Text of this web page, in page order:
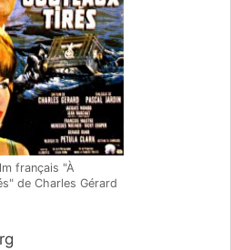
français "À
de Charles Gérard